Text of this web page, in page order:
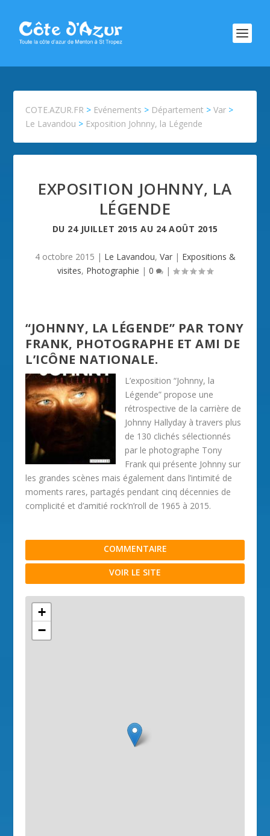
COTE.AZUR.FR > Evénements > Département >Var >
Le Lavandou > Exposition Johnny, la Légende
EXPOSITION JOHNNY, LA
LÉGENDE
DU 24 JUILLET 2015 AU 24 AOÛT 2015
4 octobre 2015 | Le Lavandou, Var| Expositions &
visites, Photographie | 0 |
“JOHNNY, LA LÉGENDE” PAR TONY
FRANK, PHOTOGRAPHE ET AMI DE
L’ICÔNE NATIONALE.
L’exposition “Johnny, la
Légende” propose une
rétrospective de la carrière de
Johnny Hallyday à travers plus
de 130 clichés sélectionnés
par le photographe Tony
Frank qui présente Johnny sur
les grandes scènes mais également dans l’intimité de
moments rares, partagés pendant cinq décennies de
complicité et d’amitié rock’n’roll de 1965 à 2015.
COMMENTAIRE
VOIR LE SITE
+
−